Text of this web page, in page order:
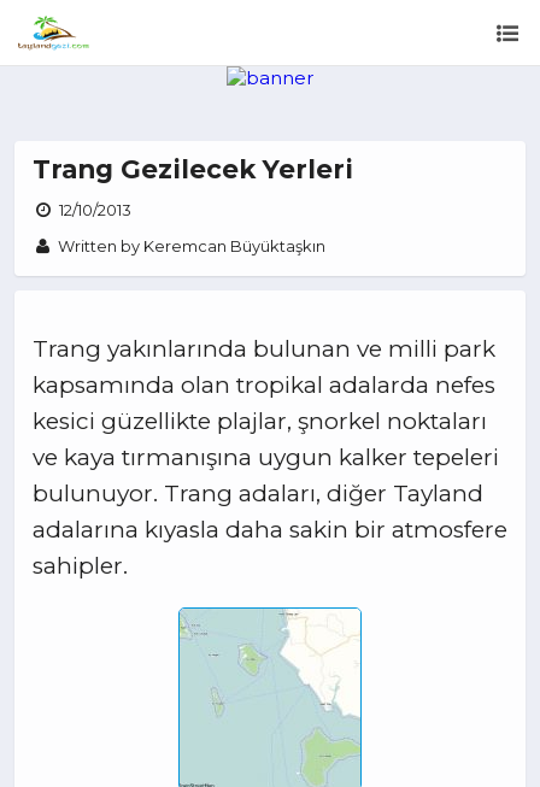
Trang Gezilecek Yerleri
12/10/2013
Written by Keremcan Büyüktaşkın
Trang yakınlarında bulunan ve milli park
kapsamında olan tropikal adalarda nefes
kesici güzellikte plajlar, şnorkel noktaları
ve kaya tırmanışına uygun kalker tepeleri
bulunuyor. Trang adaları, diğer Tayland
adalarına kıyasla daha sakin bir atmosfere
sahipler.